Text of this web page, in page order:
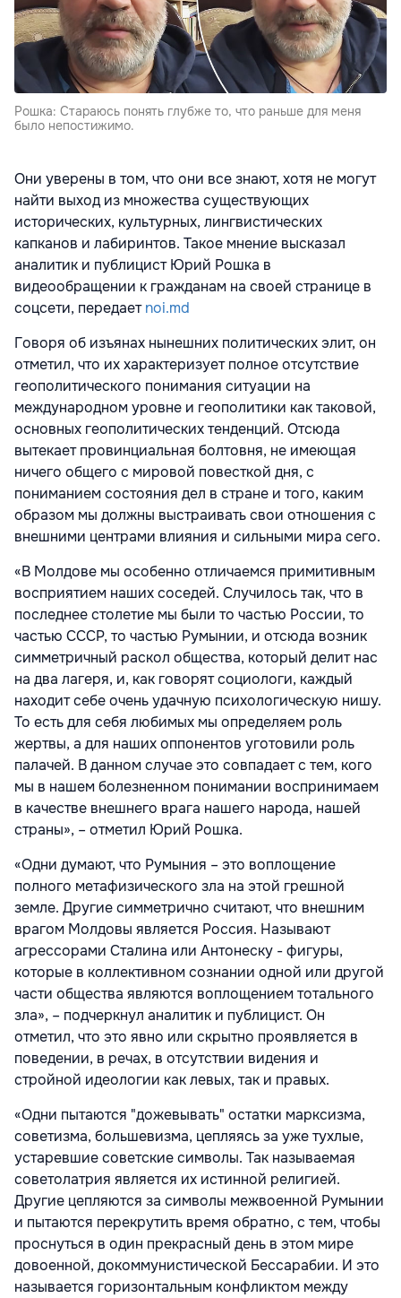
Рошка: Стараюсь понять глубже то, что раньше для меня
было непостижимо.
Они уверены в том, что они все знают, хотя не могут
найти выход из множества существующих
исторических, культурных, лингвистических
капканов и лабиринтов. Такое мнение высказал
аналитик и публицист Юрий Рошка в
видеообращении к гражданам на своей странице в
соцсети, передаетnoi.md
Говоря об изъянах нынешних политических элит, он
отметил, что их характеризует полное отсутствие
геополитического понимания ситуации на
международном уровне и геополитики как таковой,
основных геополитических тенденций. Отсюда
вытекает провинциальная болтовня, не имеющая
ничего общего с мировой повесткой дня, с
пониманием состояния дел в стране и того, каким
образом мы должны выстраивать свои отношения с
внешними центрами влияния и сильными мира сего.
«В Молдове мы особенно отличаемся примитивным
восприятием наших соседей. Случилось так, что в
последнее столетие мы были то частью России, то
частью СССР, то частью Румынии, и отсюда возник
симметричный раскол общества, который делит нас
на два лагеря, и, как говорят социологи, каждый
находит себе очень удачную психологическую нишу.
То есть для себя любимых мы определяем роль
жертвы, а для наших оппонентов уготовили роль
палачей. В данном случае это совпадает с тем, кого
мы в нашем болезненном понимании воспринимаем
в качестве внешнего врага нашего народа, нашей
страны», – отметил Юрий Рошка.
«Одни думают, что Румыния – это воплощение
полного метафизического зла на этой грешной
земле. Другие симметрично считают, что внешним
врагом Молдовы является Россия. Называют
агрессорами Сталина или Антонеску - фигуры,
которые в коллективном сознании одной или другой
части общества являются воплощением тотального
зла», – подчеркнул аналитик и публицист. Он
отметил, что это явно или скрытно проявляется в
поведении, в речах, в отсутствии видения и
стройной идеологии как левых, так и правых.
«Одни пытаются "дожевывать" остатки марксизма,
советизма, большевизма, цепляясь за уже тухлые,
устаревшие советские символы. Так называемая
советолатрия является их истинной религией.
Другие цепляются за символы межвоенной Румынии
и пытаются перекрутить время обратно, с тем, чтобы
проснуться в один прекрасный день в этом мире
довоенной, докоммунистической Бессарабии. И это
называется горизонтальным конфликтом между